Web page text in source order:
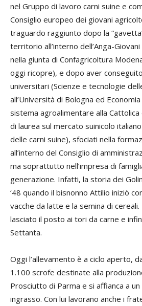
nel Gruppo di lavoro carni suine e
Consiglio europeo dei giovani
traguardo raggiunto dopo la
territorio all’interno dell’Anga-
nella giunta di Confagricoltura
oggi ricopre), e dopo aver
universitari (Scienze e tecnologie
all’Università di Bologna ed
sistema agroalimentare alla Cattolica
di laurea sul mercato suinicolo
delle carni suine), sfociati nella
all’interno del Consiglio di
ma soprattutto nell’impresa di
generazione. Infatti, la storia dei
‘48 quando il bisnonno Attilio iniziò
vacche da latte e la semina di cereali.
lasciato il posto ai tori da carne e
Settanta.
Oggi l’allevamento è a ciclo aperto,
1.100 scrofe destinate alla
Prosciutto di Parma e si affianca a
ingrasso. Con lui lavorano anche i